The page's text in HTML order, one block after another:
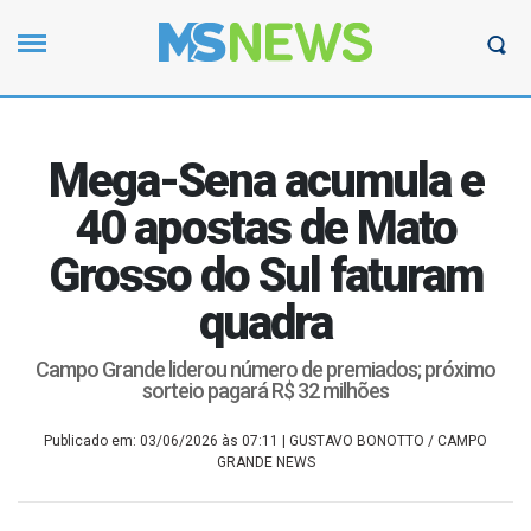
Mega-Sena acumula e
40 apostas de Mato
Grosso do Sul faturam
quadra
Campo Grande liderou número de premiados; próximo
sorteio pagará R$ 32 milhões
Publicado em: 03/06/2026 às 07:11
| GUSTAVO BONOTTO / CAMPO
GRANDE NEWS